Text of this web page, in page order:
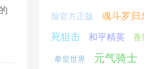
险官方正版 魂斗罗归
死狙击 和平精英 香
拳皇世界 元气骑士